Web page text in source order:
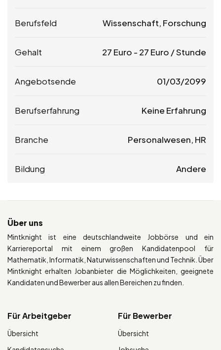
Berufsfeld Wissenschaft, Forschung
Gehalt 27 Euro - 27 Euro / Stunde
Angebotsende 01/03/2099
Berufserfahrung Keine Erfahrung
Branche Personalwesen, HR
Bildung Andere
Über uns
Mintknight ist eine deutschlandweite Jobbörse und ein
Karriereportal mit einem großen Kandidatenpool für
Mathematik, Informatik, Naturwissenschaften und Technik. Über
Mintknight erhalten Jobanbieter die Möglichkeiten, geeignete
Kandidaten und Bewerber aus allen Bereichen zu finden.
Für Arbeitgeber
Übersicht
Für Bewerber
Übersicht